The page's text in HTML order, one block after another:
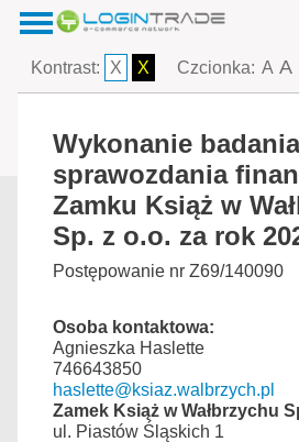
Kontrast: X X Czcionka: A A
Wykonanie badania
sprawozdania
Zamku Książ w
Sp. z o.o. za rok
Postępowanie nr Z69/140090
Osoba kontaktowa:
Agnieszka Haslette
746643850
haslette@ksiaz.walbrzych.pl
Zamek Książ w Wałbrzychu
ul. Piastów Śląskich 1